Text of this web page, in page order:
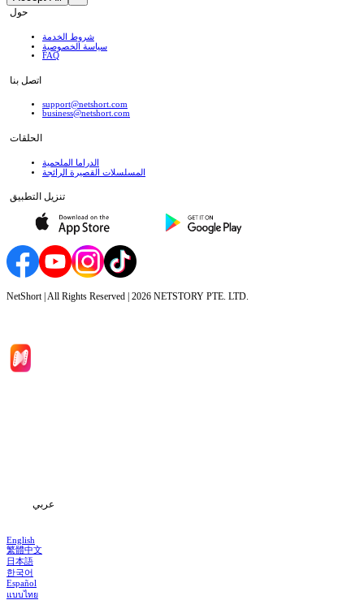
حول
شروط الخدمة
سياسة الخصوصية
FAQ
اتصل بنا
support@netshort.com
business@netshort.com
الحلقات
الدراما الملحمية
المسلسلات القصيرة الرائجة
تنزيل التطبيق
NetShort | All Rights Reserved | 2026 NETSTORY PTE. LTD.
عربي
English
繁體中文
日本語
한국어
Español
แบบไทย